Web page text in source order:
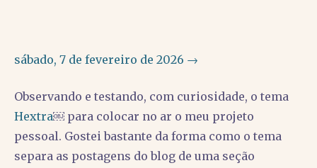
sábado, 7 de fevereiro de 2026 →
Observando e testando, com curiosidade, o tema
Hextra￼ para colocar no ar o meu projeto
pessoal. Gostei bastante da forma como o tema
separa as postagens do blog de uma seção